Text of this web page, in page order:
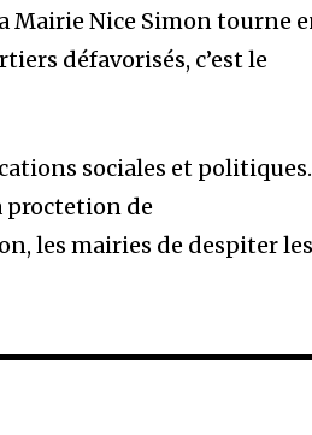
Mairie Nice Simon tourne
défavorisés, c’est le
sociales et politiques.
proctetion de
les mairies de despiter les